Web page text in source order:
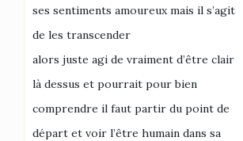
ses sentiments amoureux mais il s’agit
de les transcender
alors juste agi de vraiment d’être clair
là dessus et pourrait pour bien
comprendre il faut partir du point de
départ et voir l’être humain dans sa